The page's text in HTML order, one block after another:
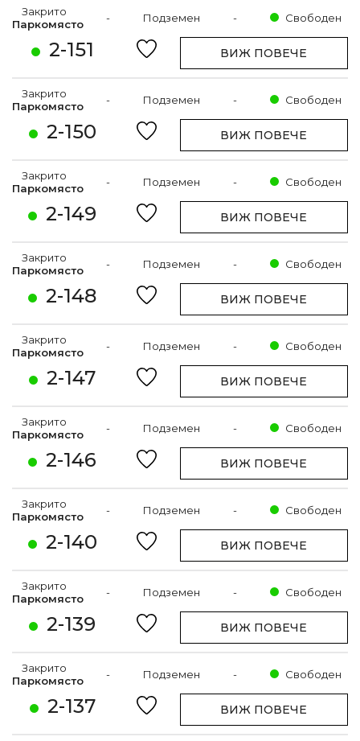
2-151
Закрито
Паркомясто
- Подземен - Свободен
ВИЖ ПОВЕЧЕ
2-150
Закрито
Паркомясто
- Подземен - Свободен
ВИЖ ПОВЕЧЕ
2-149
Закрито
Паркомясто
- Подземен - Свободен
ВИЖ ПОВЕЧЕ
2-148
Закрито
Паркомясто
- Подземен - Свободен
ВИЖ ПОВЕЧЕ
2-147
Закрито
Паркомясто
- Подземен - Свободен
ВИЖ ПОВЕЧЕ
2-146
Закрито
Паркомясто
- Подземен - Свободен
ВИЖ ПОВЕЧЕ
2-140
Закрито
Паркомясто
- Подземен - Свободен
ВИЖ ПОВЕЧЕ
2-139
Закрито
Паркомясто
- Подземен - Свободен
ВИЖ ПОВЕЧЕ
2-137
Закрито
Паркомясто
- Подземен - Свободен
ВИЖ ПОВЕЧЕ